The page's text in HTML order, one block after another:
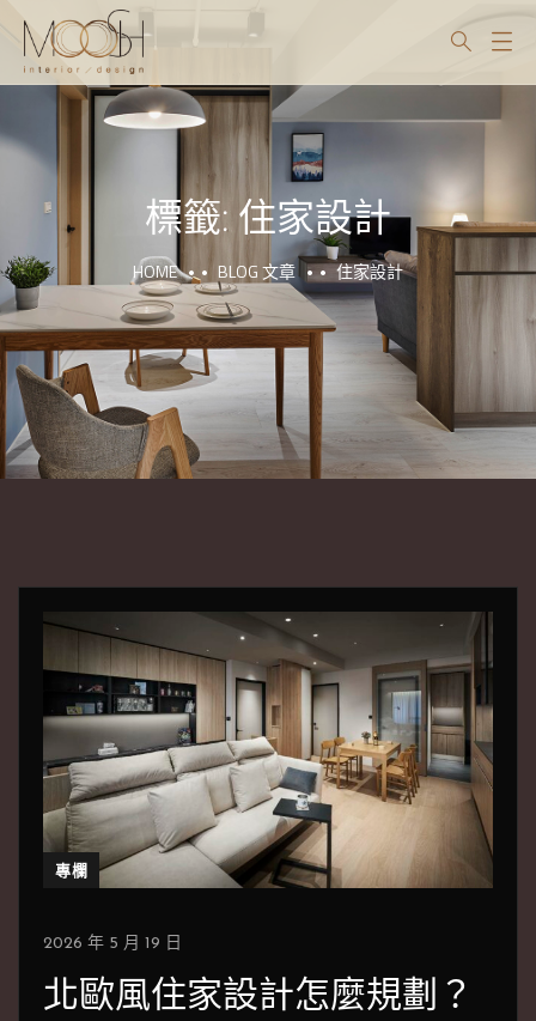
標籤:住家設計
HOME BLOG 文章 住家設計
專欄
2026 年 5 月 19 日
北歐風住家設計怎麼規劃？